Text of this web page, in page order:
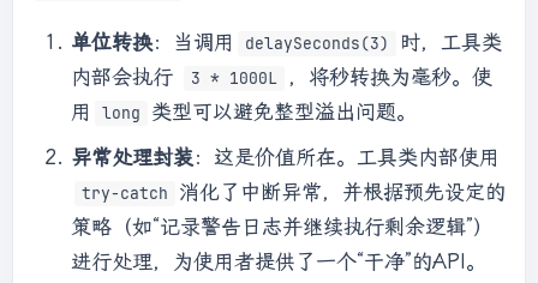
单位转换：当调用 delaySeconds(3)
时，工具类
内部会执行
3 * 1000L
，将秒转换为毫秒。使
用
long
类型可以避免整型溢出问题。
异常处理封装 ：这是价值所在。工具类内部使用
try-catch
消化了中断异常，并根据预先设定的
策略（如“记录警告日志并继续执行剩余逻辑”）
进行处理，为使用者提供了一个“干净”的API。